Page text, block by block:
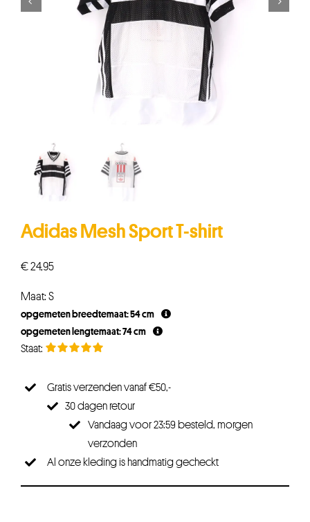
Adidas Mesh Sport T-shirt
€24,95
Maat: S
opgemeten breedtemaat: 54 cm
opgemeten lengtemaat: 74 cm
Gratis verzenden vanaf €50,-
30 dagen retour
Vandaag voor 23:59 besteld, morgen
verzonden
Al onze kleding is handmatig gecheckt